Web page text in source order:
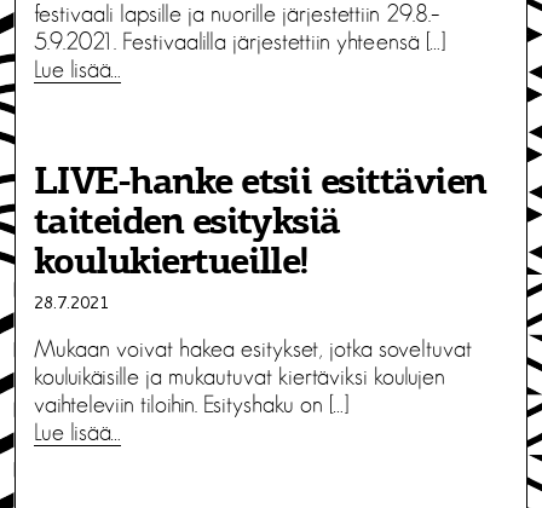
festivaali lapsille ja nuorille järjestettiin 29.8.–
5.9.2021. Festivaalilla järjestettiin yhteensä […]
Lue lisää…
LIVE-hanke etsii esittävien
taiteiden esityksiä
koulukiertueille!
28.7.2021
Mukaan voivat hakea esitykset, jotka soveltuvat
kouluikäisille ja mukautuvat kiertäviksi koulujen
vaihteleviin tiloihin. Esityshaku on […]
Lue lisää…